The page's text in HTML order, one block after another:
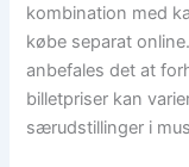
kombination med
købe separat
anbefales det at
billetpriser kan
særudstillinger i